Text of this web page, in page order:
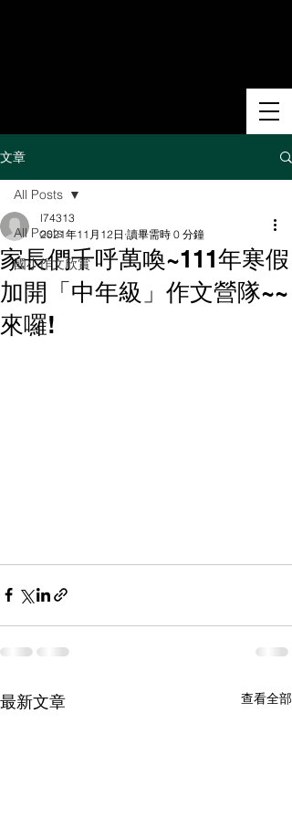
文章
All Posts
國小作文欣賞
All Posts
家長們千呼萬喚~111年寒假
加開「中年級」作文營隊~~
來囉!
l74313
2021年11月12日 讀畢需時 0 分鐘
最新文章 查看全部